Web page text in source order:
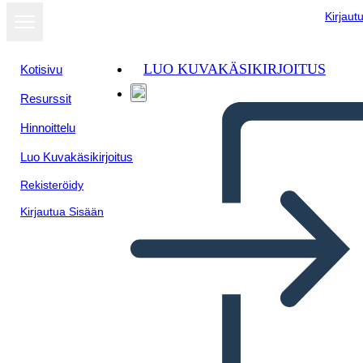
Kotisivu
Resurssit
Hinnoittelu
Luo Kuvakäsikirjoitus
Rekisteröidy
Kirjautua Sisään
LUO KUVAKÄSIKIRJOITUS